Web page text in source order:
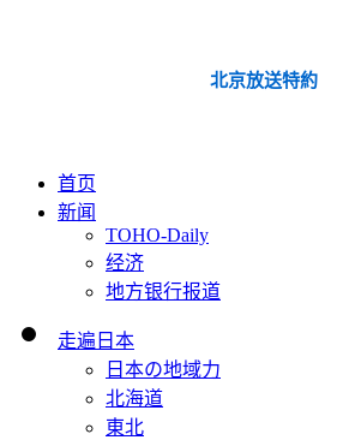
北京放送特約
首页
新闻
TOHO-Daily
经济
地方银行报道
走遍日本
日本の地域力
北海道
東北